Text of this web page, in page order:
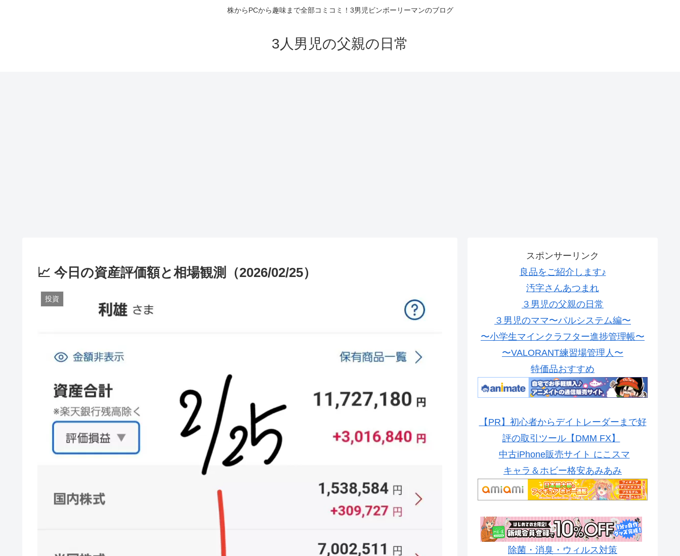
株からPCから趣味まで全部コミコミ！3男児ビンボーリーマンのブログ
3人男児の父親の日常
📈 今日の資産評価額と相場観測（2026/02/25）
投資
スポンサーリンク
良品をご紹介します♪
汚字さんあつまれ
３男児の父親の日常
３男児のママ〜パルシステム編〜
〜小学生マインクラフター進捗管理帳〜
〜VALORANT練習場管理人〜
特価品おすすめ
【PR】初心者からデイトレーダーまで好
評の取引ツール【DMM FX】
中古iPhone販売サイト にこスマ
キャラ＆ホビー格安あみあみ
除菌・消臭・ウィルス対策